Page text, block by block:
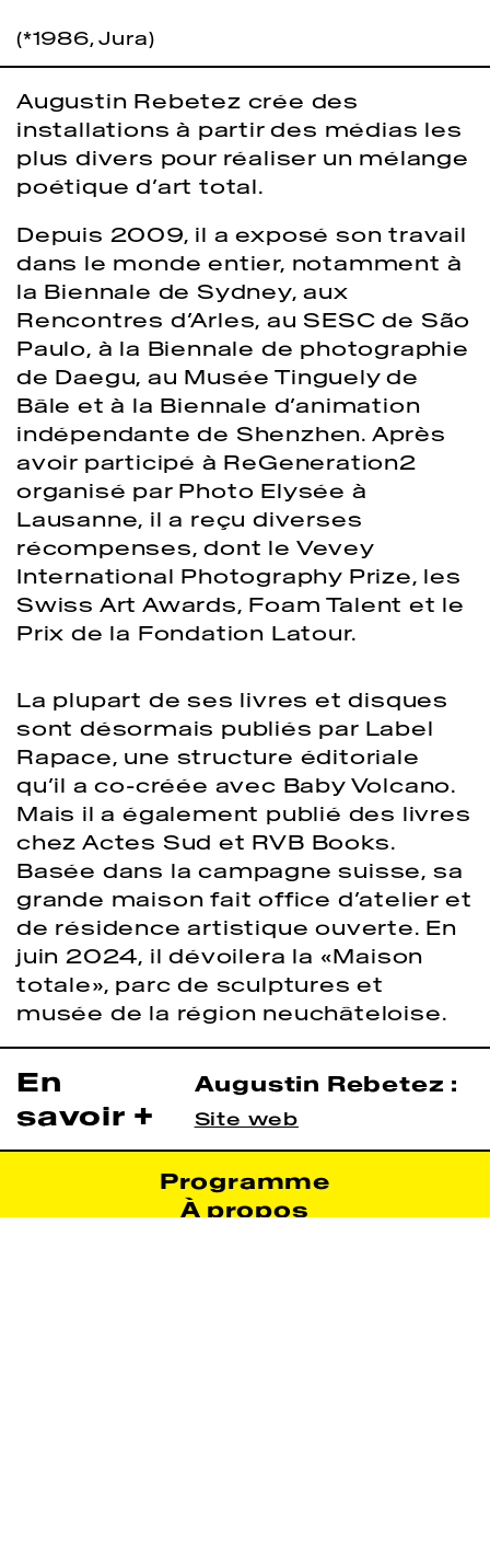
(*1986, Jura)
Augustin Rebetez crée des
installations à partir des médias les
plus divers pour réaliser un mélange
poétique d’art total.
Depuis 2009, il a exposé son travail
dans le monde entier, notamment à
la Biennale de Sydney, aux
Rencontres d’Arles, au SESC de São
Paulo, à la Biennale de photographie
de Daegu, au Musée Tinguely de
Bâle et à la Biennale d’animation
indépendante de Shenzhen. Après
avoir participé à ReGeneration2
organisé par Photo Elysée à
Lausanne, il a reçu diverses
récompenses, dont le Vevey
International Photography Prize, les
Swiss Art Awards, Foam Talent et le
Prix de la Fondation Latour.
La plupart de ses livres et disques
sont désormais publiés par Label
Rapace, une structure éditoriale
qu’il a co-créée avec Baby Volcano.
Mais il a également publié des livres
chez Actes Sud et RVB Books.
Basée dans la campagne suisse, sa
grande maison fait office d’atelier et
de résidence artistique ouverte. En
juin 2024, il dévoilera la «Maison
totale», parc de sculptures et
musée de la région neuchâteloise.
En
savoir +
Augustin Rebetez :
Site web
Programme
À propos